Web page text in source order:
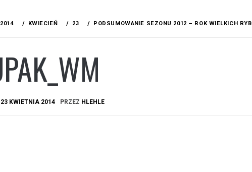
2014 KWIECIEŃ 23 PODSUMOWANIE SEZONU 2012 – ROK WIELKICH RYB
23 KWIETNIA 2014 PRZEZ HLEHLE